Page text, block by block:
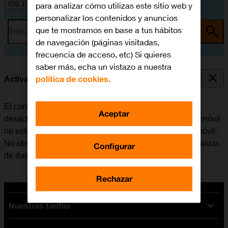
iOS 13.1
Busca por problema o tema
Activar o desactivar la itinerancia de datos
El consumo de datos en el extranjero se puede limitar,
desactivando la itinerancia de datos. Haciendo esto el móvil
no establece conexión con internet a través de la red móvil.
No obstante, se puede utilizar el Wi-Fi aunque la itinerancia
de datos esté desactivada.
Nuestras tarifas
para analizar cómo utilizas este sitio web y
personalizar los contenidos y anuncios
que te mostramos en base a tus hábitos
de navegación (páginas visitadas,
frecuencia de acceso, etc) Si quieres
saber más, echa un vistazo a nuestra
política de cookies.
Configurar
Rechazar
Aceptar